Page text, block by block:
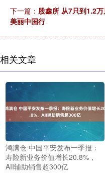
下一篇： 股鑫所 从7只到1.2
美丽中国行
相关文章
鸿满仓 中国平安发布一季报：
寿险新业务价值增长20.8%，
AII辅助销售超300亿